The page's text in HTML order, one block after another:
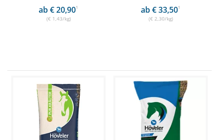
ab € 20,901
(€ 1,43/kg)
ab € 33,501
(€ 2,30/kg)